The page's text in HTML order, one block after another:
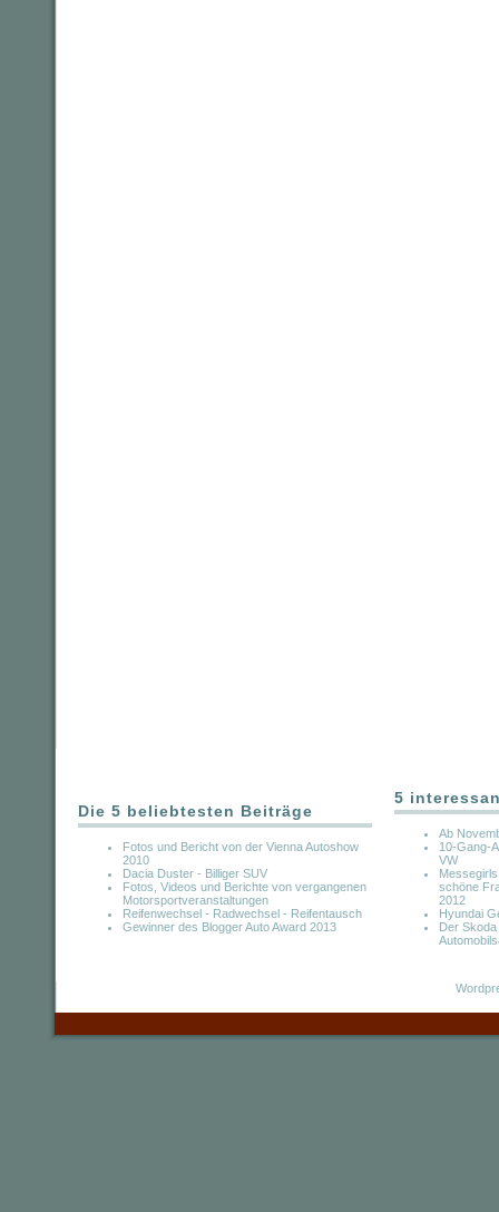
Die 5 beliebtesten Beiträge
Fotos und Bericht von der Vienna Autoshow
2010
Dacia Duster - Billiger SUV
Fotos, Videos und Berichte von vergangenen
Motorsportveranstaltungen
Reifenwechsel - Radwechsel - Reifentausch
Gewinner des Blogger Auto Award 2013
5
Ab
10-Gang-
VW
schöne
2012
Hyundai
Der